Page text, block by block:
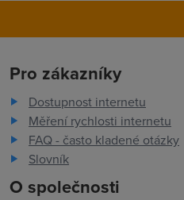
Pro zákazníky
Dostupnost internetu
Měření rychlosti internetu
FAQ - často kladené otázky
Slovník
O společnosti